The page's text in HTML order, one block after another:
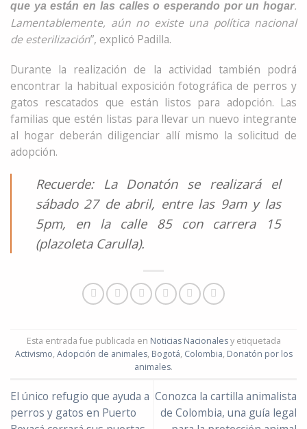
que ya están en las calles o esperando por un hogar.
Lamentablemente, aún no existe una política nacional
de esterilización”, explicó Padilla.
Durante la realización de la actividad también podrá
encontrar la habitual exposición fotográfica de perros y
gatos rescatados que están listos para adopción. Las
familias que estén listas para llevar un nuevo integrante
al hogar deberán diligenciar allí mismo la solicitud de
adopción.
Recuerde: La Donatón se realizará el
sábado 27 de abril, entre las 9am y las
5pm, en la calle 85 con carrera 15
(plazoleta Carulla).
Esta entrada fue publicada en Noticias Nacionalesy etiquetada
Activismo, Adopción de animales, Bogotá, Colombia, Donatón por los
animales.
El único refugio que ayuda a
perros y gatos en Puerto
Conozca la cartilla animalista
de Colombia, una guía legal